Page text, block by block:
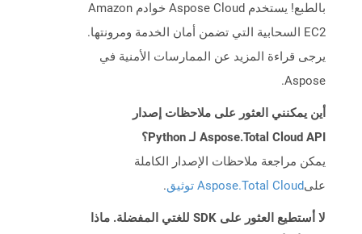
بالطبع! يستخدم Aspose Cloud خوادم Amazon
EC2 السحابية التي تضمن أمان الخدمة ومرونتها.
يرجى قراءة المزيد عن الممارسات الأمنية في
Aspose.
أين يمكنني العثور على ملاحظات إصدار
Aspose.Total Cloud API لـ Python؟
يمكن مراجعة ملاحظات الإصدار الكاملة
علىAspose.Total Cloud توثيق .
لا أستطيع العثور على SDK للغتي المفضلة. ماذا